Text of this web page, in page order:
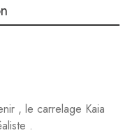
, le carrelage Kaia
.